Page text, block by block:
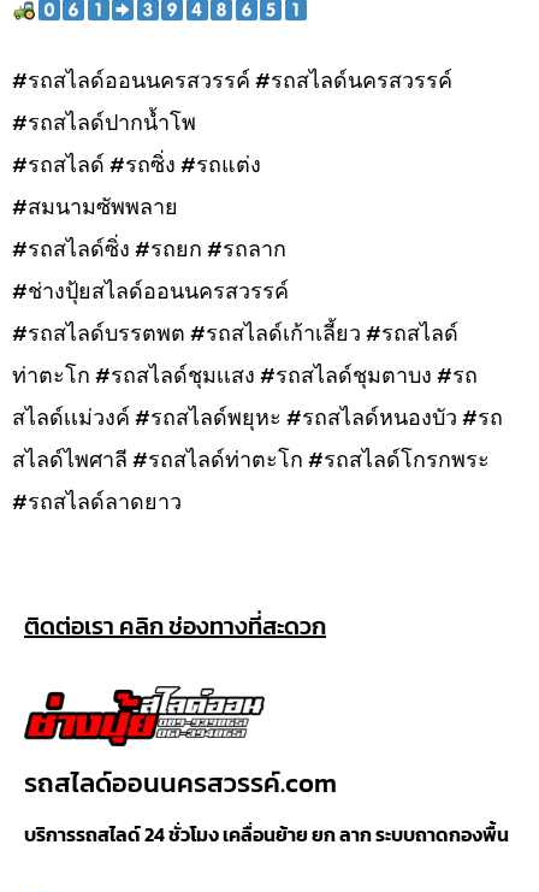
#รถสไลด์ออนนครสวรรค์ #รถสไลด์นครสวรรค์
#รถสไลด์ปากน้ำโพ
#รถสไลด์ #รถซิ่ง #รถแต่ง
#สมนามซัพพลาย
#รถสไลด์ซิ่ง #รถยก #รถลาก
#ช่างปุ้ยสไลด์ออนนครสวรรค์
#รถสไลด์บรรตพต #รถสไลด์เก้าเลี้ยว #รถสไลด์
ท่าตะโก #รถสไลด์ชุมเเสง #รถสไลด์ชุมตาบง #รถ
สไลด์เเม่วงค์ #รถสไลด์พยุหะ #รถสไลด์หนองบัว #รถ
สไลด์ไพศาลี #รถสไลด์ท่าตะโก #รถสไลด์โกรกพระ
#รถสไลด์ลาดยาว
ติดต่อเรา คลิก ช่องทางที่สะดวก
รถสไลด์ออนนครสวรรค์.com
บริการรถสไลด์ 24 ชั่วโมง เคลื่อนย้าย ยก ลาก ระบบถาดกองพื้น